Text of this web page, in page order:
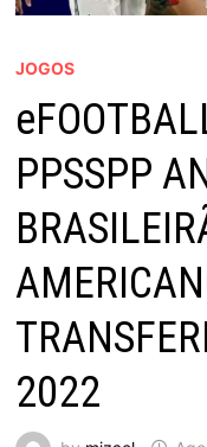
JOGOS
PPSSPP
2022